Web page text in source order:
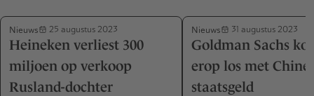
Nieuws 25 augustus 2023
Heineken verliest 300
miljoen op verkoop
Rusland-dochter
Nieuws 31 augustus 2023
Goldman Sachs
erop los met
staatsgeld